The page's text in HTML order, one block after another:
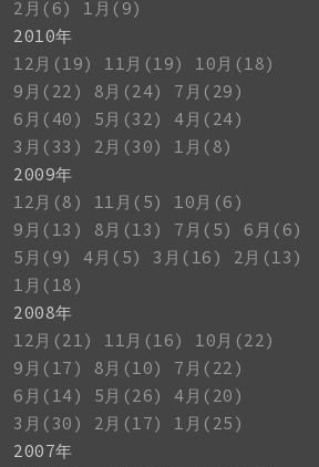
2月(6)
1月(9)
2010年
12月(19)
11月(19)
10月(18)
9月(22)
8月(24)
7月(29)
6月(40)
5月(32)
4月(24)
3月(33)
2月(30)
1月(8)
2009年
12月(8)
11月(5)
10月(6)
9月(13)
8月(13) 7月(5)
6月(6)
5月(9)
4月(5) 3月(16)
2月(13)
1月(18)
2008年
12月(21)
11月(16)
10月(22)
9月(17)
8月(10)
7月(22)
6月(14)
5月(26)
4月(20)
3月(30)
2月(17)
1月(25)
2007年